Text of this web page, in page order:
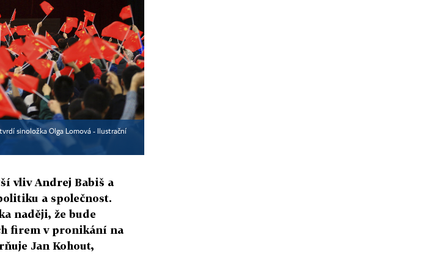
sinoložka Olga Lomová - Ilustrační
vliv Andrej Babiš a
a společnost.
naději, že bude
firem v pronikání na
Jan Kohout,